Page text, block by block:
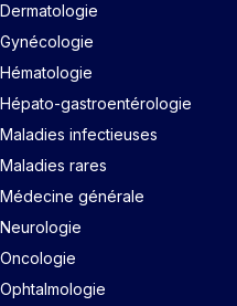
Dermatologie
Gynécologie
Hématologie
Hépato-gastroentérologie
Maladies infectieuses
Maladies rares
Médecine générale
Neurologie
Oncologie
Ophtalmologie